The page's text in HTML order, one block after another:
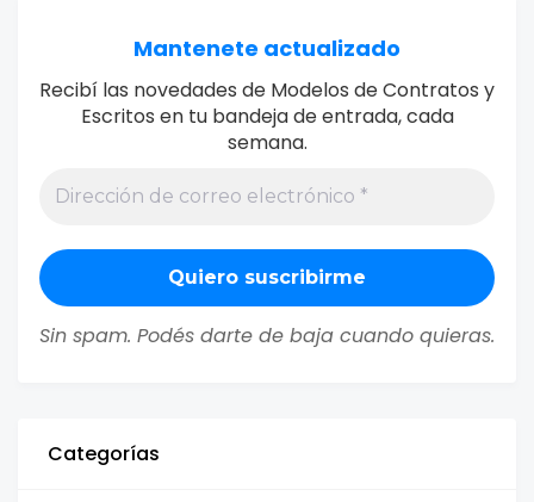
Mantenete actualizado
Recibí las novedades de Modelos de Contratos y
Escritos en tu bandeja de entrada, cada
semana.
Sin spam. Podés darte de baja cuando quieras.
Categorías